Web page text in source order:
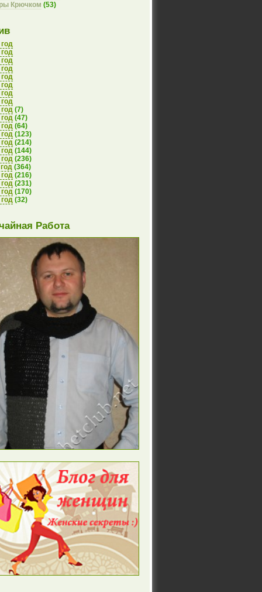
Крючком (53)
(7)
(47)
(64)
(123)
(214)
(144)
(236)
(364)
(216)
(231)
(170)
(32)
Работа